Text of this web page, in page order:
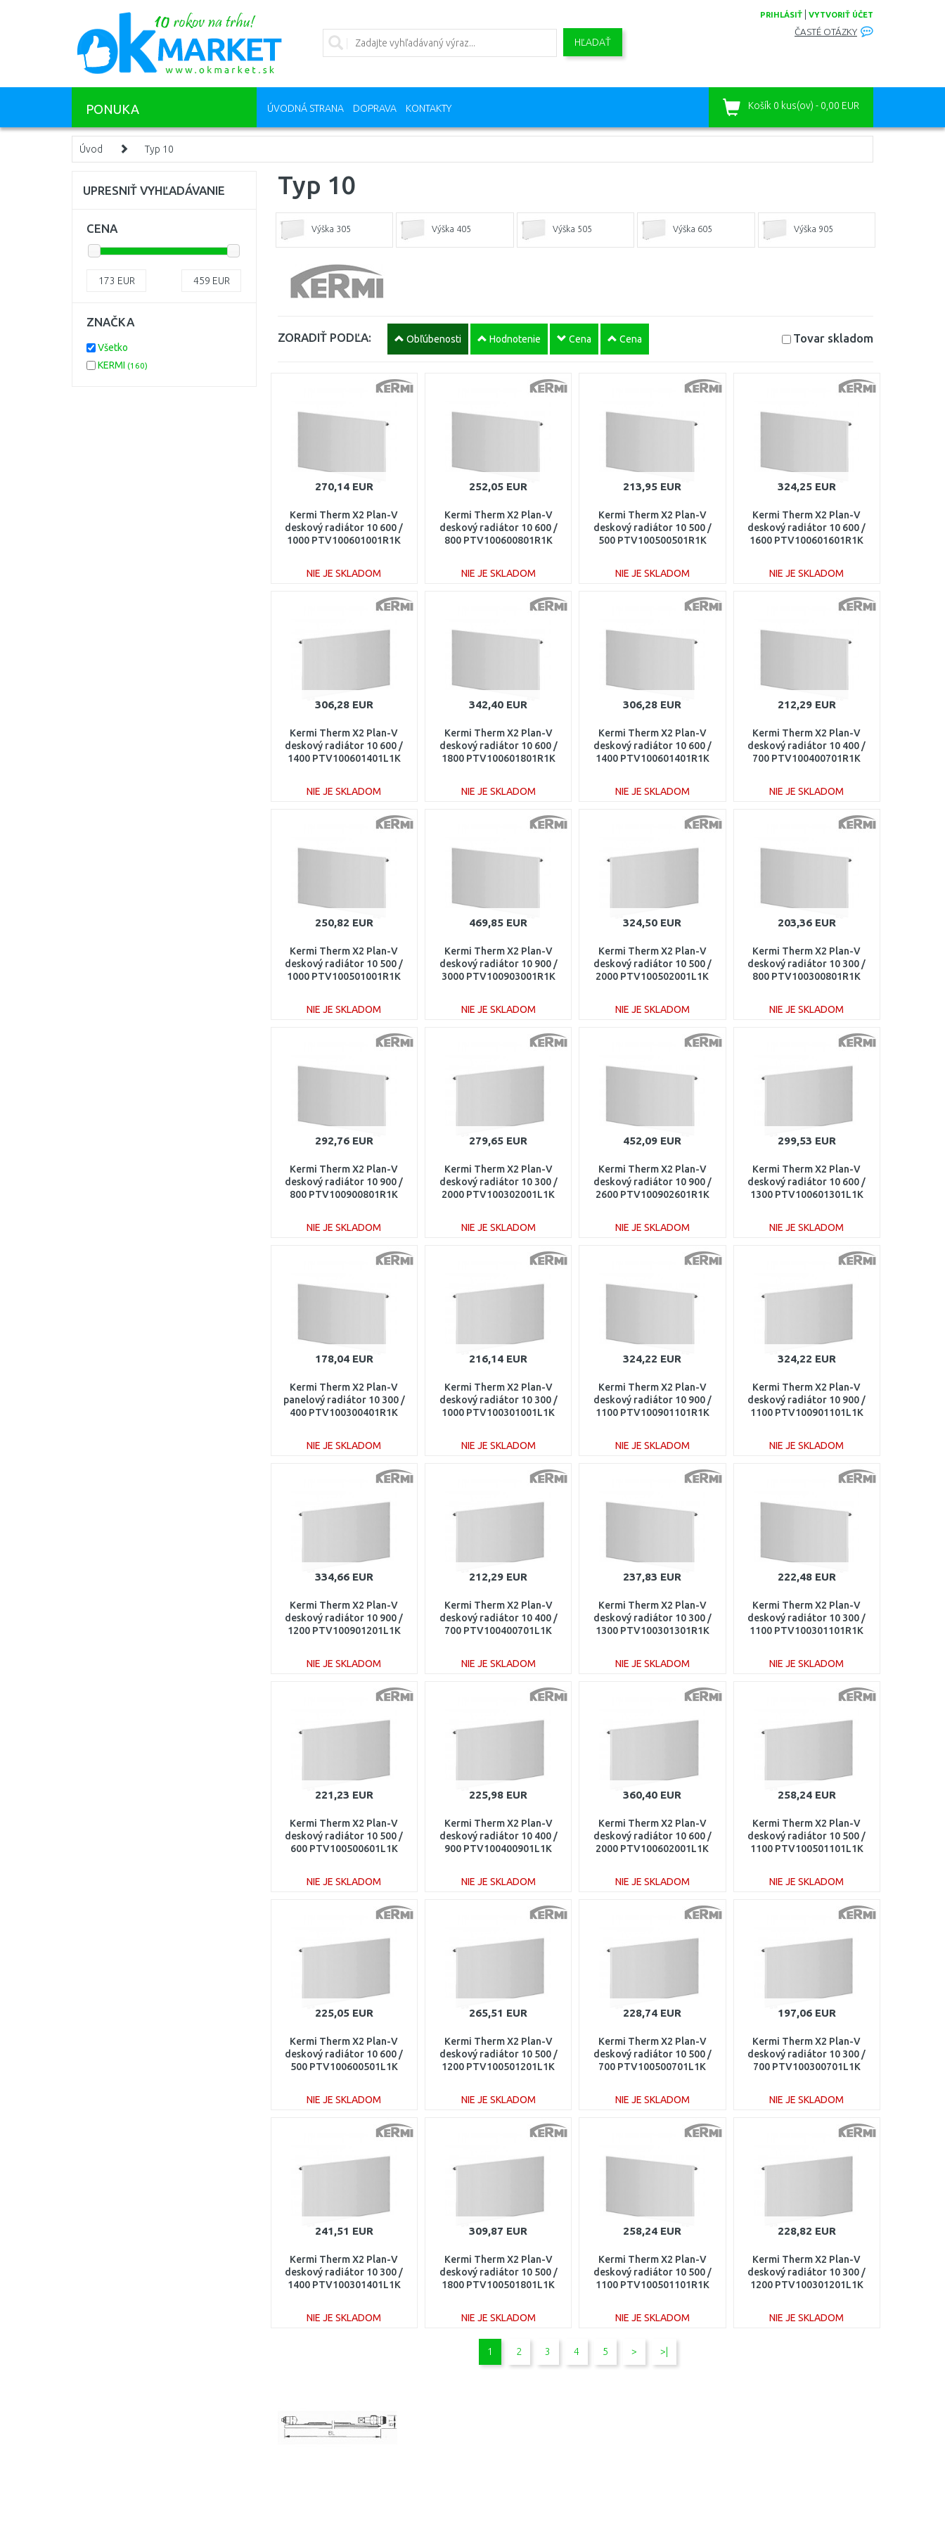
PRIHLÁSIŤ VYTVORIŤ ÚČET
ČASTÉ OTÁZKY
HĽADAŤ
PONUKA ÚVODNÁ STRANA DOPRAVA KONTAKTY Košík 0 kus(ov) - 0,00 EUR
Úvod Typ 10
Typ 10
Výška 305 Výška 405 Výška 505 Výška 605 Výška 905
ZORADIŤ PODĽA: Obľúbenosti Hodnotenie Cena Cena Tovar skladom
270,14 EUR
Kermi Therm X2 Plan-V
deskový radiátor 10 600 /
1000 PTV100601001R1K
NIE JE SKLADOM
DO KOŠÍKA
252,05 EUR
Kermi Therm X2 Plan-V
deskový radiátor 10 600 /
800 PTV100600801R1K
NIE JE SKLADOM
DO KOŠÍKA
213,95 EUR
Kermi Therm X2 Plan-V
deskový radiátor 10 500 /
500 PTV100500501R1K
NIE JE SKLADOM
DO KOŠÍKA
324,25 EUR
Kermi Therm X2 Plan-V
deskový radiátor 10 600 /
1600 PTV100601601R1K
NIE JE SKLADOM
DO KOŠÍKA
306,28 EUR
Kermi Therm X2 Plan-V
deskový radiátor 10 600 /
1400 PTV100601401L1K
NIE JE SKLADOM
DO KOŠÍKA
342,40 EUR
Kermi Therm X2 Plan-V
deskový radiátor 10 600 /
1800 PTV100601801R1K
NIE JE SKLADOM
DO KOŠÍKA
306,28 EUR
Kermi Therm X2 Plan-V
deskový radiátor 10 600 /
1400 PTV100601401R1K
NIE JE SKLADOM
DO KOŠÍKA
212,29 EUR
Kermi Therm X2 Plan-V
deskový radiátor 10 400 /
700 PTV100400701R1K
NIE JE SKLADOM
DO KOŠÍKA
250,82 EUR
Kermi Therm X2 Plan-V
deskový radiátor 10 500 /
1000 PTV100501001R1K
NIE JE SKLADOM
DO KOŠÍKA
469,85 EUR
Kermi Therm X2 Plan-V
deskový radiátor 10 900 /
3000 PTV100903001R1K
NIE JE SKLADOM
DO KOŠÍKA
324,50 EUR
Kermi Therm X2 Plan-V
deskový radiátor 10 500 /
2000 PTV100502001L1K
NIE JE SKLADOM
DO KOŠÍKA
203,36 EUR
Kermi Therm X2 Plan-V
deskový radiátor 10 300 /
800 PTV100300801R1K
NIE JE SKLADOM
DO KOŠÍKA
292,76 EUR
Kermi Therm X2 Plan-V
deskový radiátor 10 900 /
800 PTV100900801R1K
NIE JE SKLADOM
DO KOŠÍKA
279,65 EUR
Kermi Therm X2 Plan-V
deskový radiátor 10 300 /
2000 PTV100302001L1K
NIE JE SKLADOM
DO KOŠÍKA
452,09 EUR
Kermi Therm X2 Plan-V
deskový radiátor 10 900 /
2600 PTV100902601R1K
NIE JE SKLADOM
DO KOŠÍKA
299,53 EUR
Kermi Therm X2 Plan-V
deskový radiátor 10 600 /
1300 PTV100601301L1K
NIE JE SKLADOM
DO KOŠÍKA
178,04 EUR
Kermi Therm X2 Plan-V
panelový radiátor 10 300 /
400 PTV100300401R1K
NIE JE SKLADOM
DO KOŠÍKA
216,14 EUR
Kermi Therm X2 Plan-V
deskový radiátor 10 300 /
1000 PTV100301001L1K
NIE JE SKLADOM
DO KOŠÍKA
324,22 EUR
Kermi Therm X2 Plan-V
deskový radiátor 10 900 /
1100 PTV100901101R1K
NIE JE SKLADOM
DO KOŠÍKA
324,22 EUR
Kermi Therm X2 Plan-V
deskový radiátor 10 900 /
1100 PTV100901101L1K
NIE JE SKLADOM
DO KOŠÍKA
334,66 EUR
Kermi Therm X2 Plan-V
deskový radiátor 10 900 /
1200 PTV100901201L1K
NIE JE SKLADOM
DO KOŠÍKA
212,29 EUR
Kermi Therm X2 Plan-V
deskový radiátor 10 400 /
700 PTV100400701L1K
NIE JE SKLADOM
DO KOŠÍKA
237,83 EUR
Kermi Therm X2 Plan-V
deskový radiátor 10 300 /
1300 PTV100301301R1K
NIE JE SKLADOM
DO KOŠÍKA
222,48 EUR
Kermi Therm X2 Plan-V
deskový radiátor 10 300 /
1100 PTV100301101R1K
NIE JE SKLADOM
DO KOŠÍKA
221,23 EUR
Kermi Therm X2 Plan-V
deskový radiátor 10 500 /
600 PTV100500601L1K
NIE JE SKLADOM
DO KOŠÍKA
225,98 EUR
Kermi Therm X2 Plan-V
deskový radiátor 10 400 /
900 PTV100400901L1K
NIE JE SKLADOM
DO KOŠÍKA
360,40 EUR
Kermi Therm X2 Plan-V
deskový radiátor 10 600 /
2000 PTV100602001L1K
NIE JE SKLADOM
DO KOŠÍKA
258,24 EUR
Kermi Therm X2 Plan-V
deskový radiátor 10 500 /
1100 PTV100501101L1K
NIE JE SKLADOM
DO KOŠÍKA
225,05 EUR
Kermi Therm X2 Plan-V
deskový radiátor 10 600 /
500 PTV100600501L1K
NIE JE SKLADOM
DO KOŠÍKA
265,51 EUR
Kermi Therm X2 Plan-V
deskový radiátor 10 500 /
1200 PTV100501201L1K
NIE JE SKLADOM
DO KOŠÍKA
228,74 EUR
Kermi Therm X2 Plan-V
deskový radiátor 10 500 /
700 PTV100500701L1K
NIE JE SKLADOM
DO KOŠÍKA
197,06 EUR
Kermi Therm X2 Plan-V
deskový radiátor 10 300 /
700 PTV100300701L1K
NIE JE SKLADOM
DO KOŠÍKA
241,51 EUR
Kermi Therm X2 Plan-V
deskový radiátor 10 300 /
1400 PTV100301401L1K
NIE JE SKLADOM
309,87 EUR
Kermi Therm X2 Plan-V
deskový radiátor 10 500 /
1800 PTV100501801L1K
NIE JE SKLADOM
DO KOŠÍKA
258,24 EUR
Kermi Therm X2 Plan-V
deskový radiátor 10 500 /
1100 PTV100501101R1K
NIE JE SKLADOM
DO KOŠÍKA
228,82 EUR
Kermi Therm X2 Plan-V
deskový radiátor 10 300 /
1200 PTV100301201L1K
NIE JE SKLADOM
1 2 3 4 5 > >|
UPRESNIŤ VYHĽADÁVANIE
CENA
173 EUR 459 EUR
ZNAČKA
Všetko
KERMI (160)